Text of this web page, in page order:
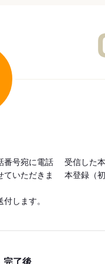
番号宛に電話
ていただきま
します。
受信した
本登録（